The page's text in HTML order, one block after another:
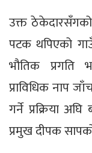
उक्त ठेकेदारसँगको
पटक थपिएको
भौतिक प्रगति
प्राविधिक नाप
गर्ने प्रक्रिया
प्रमुख दीपक